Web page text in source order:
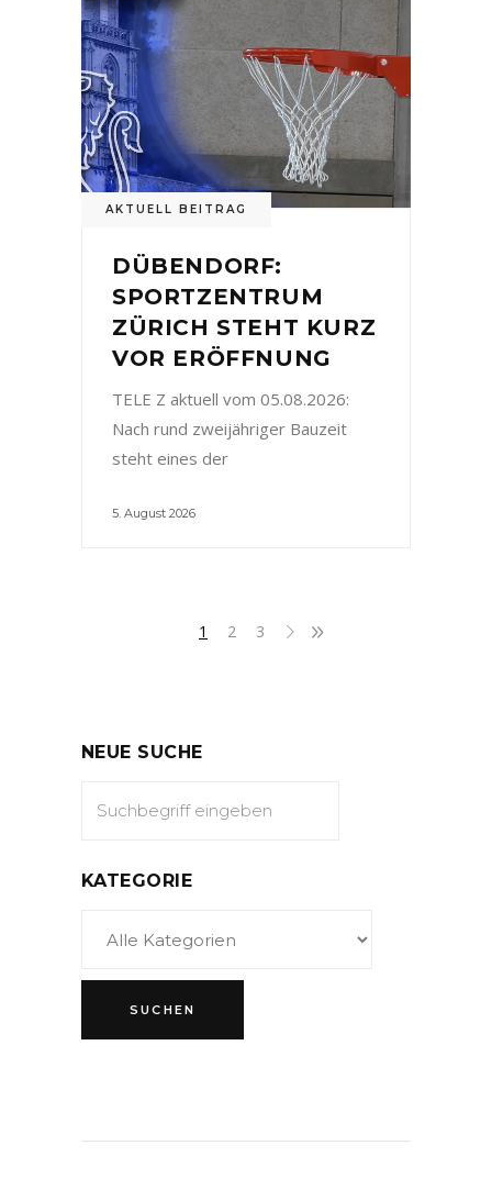
AKTUELL BEITRAG
DÜBENDORF:
SPORTZENTRUM
ZÜRICH STEHT KURZ
VOR ERÖFFNUNG
TELE Z aktuell vom 05.08.2026:
Nach rund zweijähriger Bauzeit
steht eines der
5. August 2026
1 2 3
NEUE SUCHE
KATEGORIE